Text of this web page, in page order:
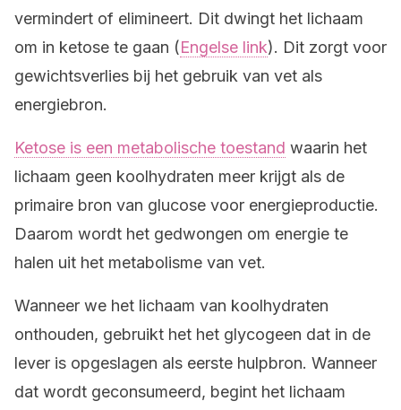
vermindert of elimineert. Dit dwingt het lichaam
om in ketose te gaan (Engelse link). Dit zorgt voor
gewichtsverlies bij het gebruik van vet als
energiebron.
Ketose is een metabolische toestand waarin het
lichaam geen koolhydraten meer krijgt als de
primaire bron van glucose voor energieproductie.
Daarom wordt het gedwongen om energie te
halen uit het metabolisme van vet.
Wanneer we het lichaam van koolhydraten
onthouden, gebruikt het het glycogeen dat in de
lever is opgeslagen als eerste hulpbron. Wanneer
dat wordt geconsumeerd, begint het lichaam